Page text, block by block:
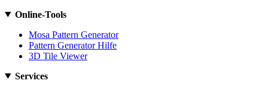
Online-Tools
Mosa Pattern Generator
Pattern Generator Hilfe
3D Tile Viewer
Services